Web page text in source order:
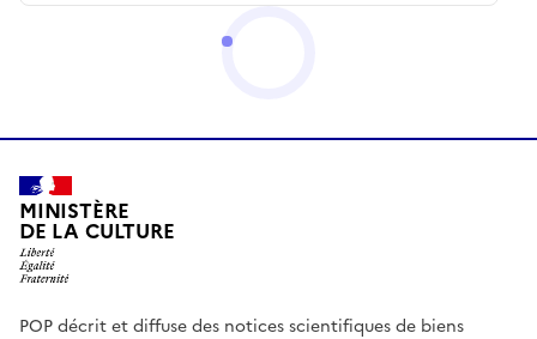
MINISTÈRE
DE LA CULTURE
POP décrit et diffuse des notices scientifiques de biens